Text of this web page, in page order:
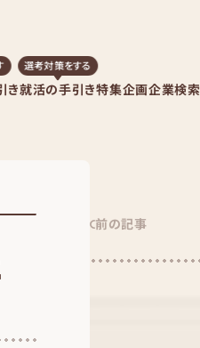
き就活の手引き
選考対策をする
特集企画企業検索
前の記事